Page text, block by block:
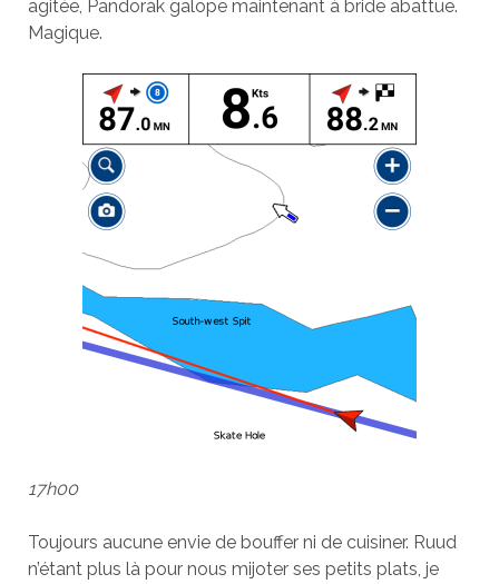
agitée, Pandorak galope maintenant à bride abattue.
Magique.
17h00
Toujours aucune envie de bouffer ni de cuisiner. Ruud
n’étant plus là pour nous mijoter ses petits plats, je